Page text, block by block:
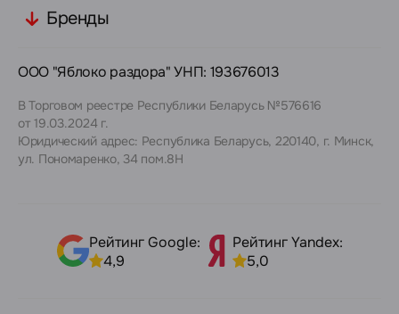
Бренды
ООО "Яблоко раздора" УНП: 193676013
В Торговом реестре Республики Беларусь №576616
от 19.03.2024 г.
Юридический адрес: Республика Беларусь, 220140, г. Минск,
ул. Пономаренко, 34 пом.8Н
Рейтинг Google:
4,9
Рейтинг Yandex:
5,0